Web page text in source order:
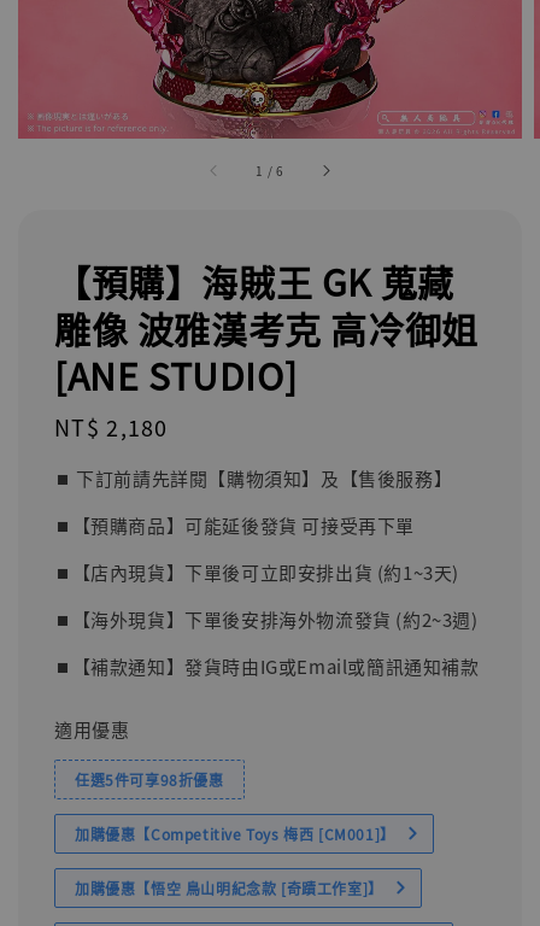
1 /6
【預購】海賊王 GK 蒐藏
雕像 波雅漢考克 高冷御姐
[ANE STUDIO]
Regular
NT$ 2,180
⏹︎ 下訂前請先詳閱【購物須知】及【售後服務】
⏹︎【預購商品】可能延後發貨 可接受再下單
⏹︎【店內現貨】下單後可立即安排出貨 (約1~3天)
⏹︎【海外現貨】下單後安排海外物流發貨 (約2~3週)
⏹︎【補款通知】發貨時由IG或Email或簡訊通知補款
適用優惠
任選5件可享98折優惠
加購優惠【Competitive Toys 梅西 [CM001]】
加購優惠【悟空 鳥山明紀念款 [奇蹟工作室]】